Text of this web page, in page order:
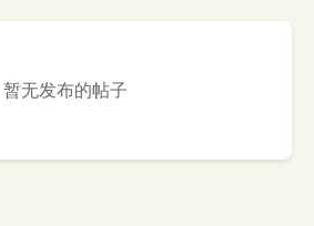
暂无发布的帖子